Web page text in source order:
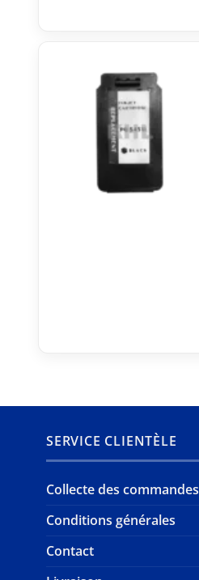
SERVICE CLIENTÈLE
Collecte des commandes
Conditions générales
Contact